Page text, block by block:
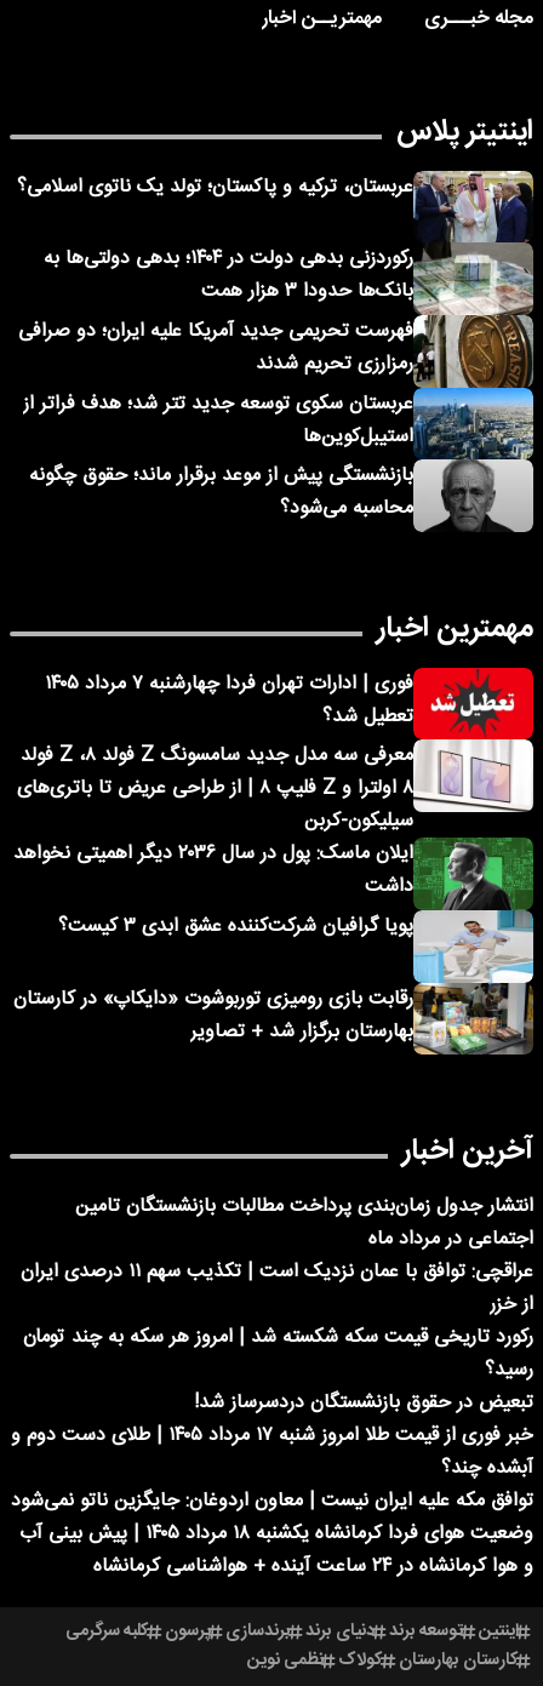
مجله خبـــری
مهمتریــن اخبار
اینتیتر پلاس
عربستان، ترکیه و پاکستان؛ تولد یک ناتوی اسلامی؟
رکوردزنی بدهی دولت در ۱۴۰۴؛ بدهی دولتی‌ها به
بانک‌ها حدودا ۳ هزار همت
فهرست تحریمی جدید آمریکا علیه ایران؛ دو صرافی
رمزارزی تحریم شدند
عربستان سکوی توسعه جدید تتر شد؛ هدف فراتر از
استیبل‌کوین‌ها
بازنشستگی پیش از موعد برقرار ماند؛ حقوق چگونه
محاسبه می‌شود؟
مهمترین اخبار
فوری | ادارات تهران فردا چهارشنبه ۷ مرداد ۱۴۰۵
تعطیل شد؟
معرفی سه مدل جدید سامسونگ Z فولد ۸، Z فولد
۸ اولترا و Z فلیپ ۸ | از طراحی عریض تا باتری‌های
سیلیکون-کربن
ایلان ماسک: پول در سال ۲۰۳۶ دیگر اهمیتی نخواهد
داشت
پویا گرافیان شرکت‌کننده عشق ابدی ۳ کیست؟
رقابت بازی رومیزی توربوشوت «دایکاپ» در کارستان
بهارستان برگزار شد + تصاویر
آخرین اخبار
انتشار جدول زمان‌بندی پرداخت مطالبات بازنشستگان تامین
اجتماعی در مرداد ماه
عراقچی: توافق با عمان نزدیک است | تکذیب سهم ۱۱ درصدی ایران
از خزر
رکورد تاریخی قیمت سکه شکسته شد | امروز هر سکه به چند تومان
رسید؟
تبعیض در حقوق بازنشستگان دردسرساز شد!
خبر فوری از قیمت طلا امروز شنبه ۱۷ مرداد ۱۴۰۵ | طلای دست دوم و
آبشده چند؟
توافق مکه علیه ایران نیست | معاون اردوغان: جایگزین ناتو نمی‌شود
وضعیت هوای فردا کرمانشاه یکشنبه ۱۸ مرداد ۱۴۰۵ | پیش بینی آب
و هوا کرمانشاه در ۲۴ ساعت آینده + هواشناسی کرمانشاه
اینتین توسعه برند دنیای برند برندسازی پرسون کلبه سرگرمی
کارستان بهارستان کولاک نظمی نوین